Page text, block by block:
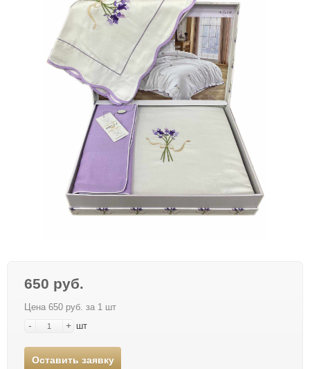
650 руб.
Цена 650 руб. за 1 шт
- + шт
Оставить заявку